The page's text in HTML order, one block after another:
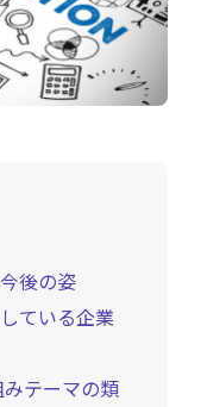
後の姿
ている企業
テーマの類